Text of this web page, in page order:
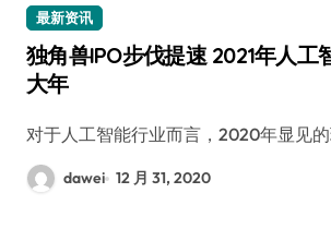
最新资讯
独角兽IPO步伐提速 2021年人工
大年
对于人工智能行业而言，2020年显见
dawei 12 月 31, 2020